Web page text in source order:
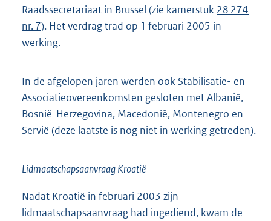
Raadssecretariaat in Brussel (zie kamerstuk 28 274
nr. 7). Het verdrag trad op 1 februari 2005 in
werking.
In de afgelopen jaren werden ook Stabilisatie- en
Associatieovereenkomsten gesloten met Albanië,
Bosnië-Herzegovina, Macedonië, Montenegro en
Servië (deze laatste is nog niet in werking getreden).
Lidmaatschapsaanvraag Kroatië
Nadat Kroatië in februari 2003 zijn
lidmaatschapsaanvraag had ingediend, kwam de